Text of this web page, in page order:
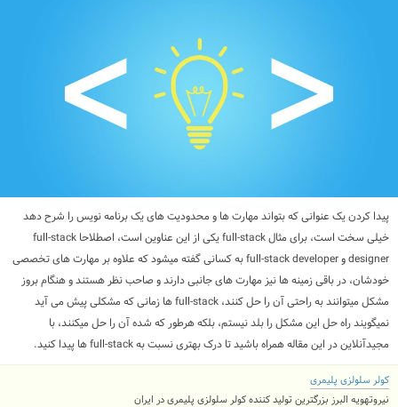
پیدا کردن یک عنوانی که بتواند مهارت ها و محدودیت های یک برنامه نویس را شرح دهد
خیلی سخت است، برای مثالfull-stackیکی از این عناوین است، اصطلاحا full-stack
designerوfull-stack developerبه کسانی گفته میشود که علاوه بر مهارت های تخصصی
خودشان، در باقی زمینه ها نیز مهارت های جانبی دارند و صاحب نظر هستند و هنگام بروز
مشکل میتوانند به راحتی آن را حل کنند، full-stackها زمانی که مشکلی پیش می آید
نمیگویند راه حل این مشکل را بلد نیستم، بلکه هرطور که شده آن را حل میکنند، با
مجیدآنلاین در این مقاله همراه باشید تا درک بهتری نسبت بهfull-stackها پیدا کنید.
کولر سلولزی پلیمری
نیروتهویه البرز بزرگترین تولید کننده کولر سلولزی پلیمری در ایران